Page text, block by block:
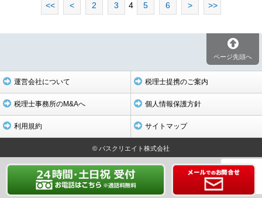
<< < 2 3 4 5 6 > >>
ページ先頭へ
運営会社について 税理士提携のご案内
税理士事務所のM&Aへ 個人情報保護方針
利用規約 サイトマップ
© パスクリエイト株式会社